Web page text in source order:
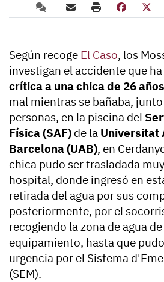
Según recoge El Caso, los
investigan el accidente que
crítica a una chica de 26 años
mal mientras se bañaba,
personas, en la piscina del
Física (SAF) de la Universitat
Barcelona (UAB), en
chica pudo ser trasladada
hospital, donde ingresó en
retirada del agua por sus
posteriormente, por el
recogiendo la zona de agua
equipamiento, hasta que
urgencia por el Sistema
(SEM).